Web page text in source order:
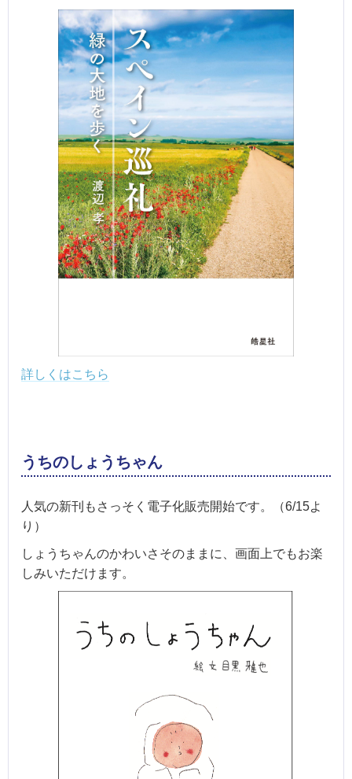
詳しくはこちら
うちのしょうちゃん
人気の新刊もさっそく電子化販売開始です。（6/15よ
り）
しょうちゃんのかわいさそのままに、画面上でもお楽
しみいただけます。